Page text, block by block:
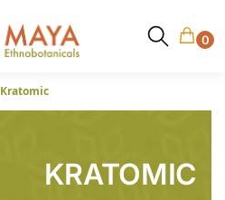
0
Kratomic
KRATOMIC